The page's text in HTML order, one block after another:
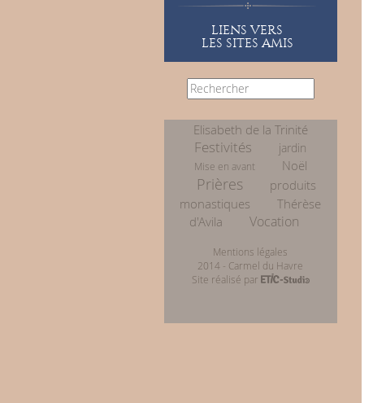
LIENS VERS
LES SITES AMIS
Elisabeth de la Trinité
Festivités jardin
Mise en avant Noël
Prières
produits
monastiques
Thérèse
d'Avila
Vocation
Mentions légales
2014 - Carmel du Havre
Site réalisé par